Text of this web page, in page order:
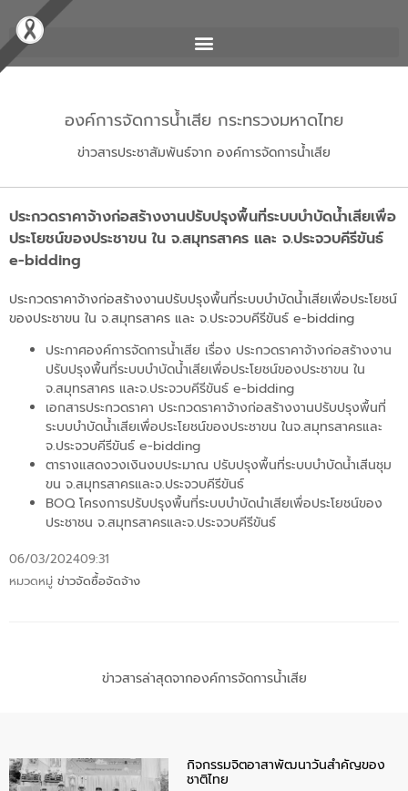
องค์การจัดการน้ำเสีย กระทรวงมหาดไทย
ข่าวสารประชาสัมพันธ์จาก องค์การจัดการน้ำเสีย
ประกวดราคาจ้างก่อสร้างงานปรับปรุงพื้นที่ระบบบำบัดน้ำเสียเพื่อ
ประโยชน์ของประชาขน ใน จ.สมุทรสาคร และ จ.ประจวบคีรีขันธ์
e-bidding
ประกวดราคาจ้างก่อสร้างงานปรับปรุงพื้นที่ระบบบำบัดน้ำเสียเพื่อประโยชน์
ของประชาขน ใน จ.สมุทรสาคร และ จ.ประจวบคีรีขันธ์ e-bidding
ประกาศองค์การจัดการน้ำเสีย เรื่อง ประกวดราคาจ้างก่อสร้างงาน
ปรับปรุงพื้นที่ระบบบำบัดน้ำเสียเพื่อประโยชน์ของประชาขน ใน
จ.สมุทรสาคร และจ.ประจวบคีรีขันธ์ e-bidding
เอกสารประกวดราคา ประกวดราคาจ้างก่อสร้างงานปรับปรุงพื้นที่
ระบบบำบัดน้ำเสียเพื่อประโยชน์ของประชาขน ในจ.สมุทรสาครและ
จ.ประจวบคีรีขันธ์ e-bidding
ตารางแสดงวงเงินงบประมาณ ปรับปรุงพื้นที่ระบบบำบัดน้ำเสีนชุม
ขน จ.สมุทรสาครและจ.ประจวบคีรีขันธ์
BOQ โครงการปรับปรุงพื้นที่ระบบบำบัดนำเสียเพื่อประโยชน์ของ
ประชาชน จ.สมุทรสาครและจ.ประจวบคีรีขันธ์
06/03/202409:31
หมวดหมู่ ข่าวจัดซื้อจัดจ้าง
ข่าวสารล่าสุดจากองค์การจัดการน้ำเสีย
กิจกรรมจิตอาสาพัฒนาวันสําคัญของ
ชาติไทย